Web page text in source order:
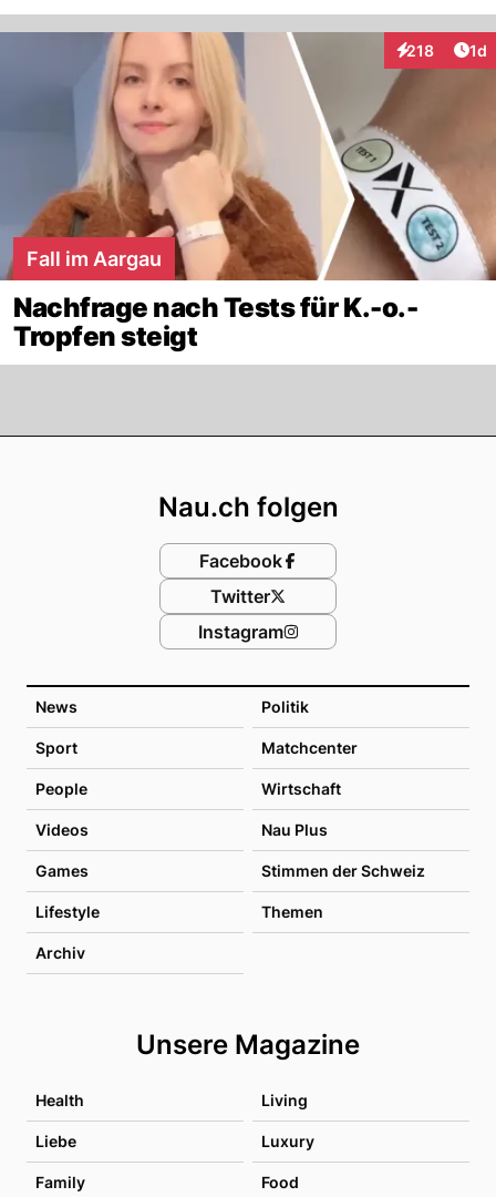
218
Interaktionen
1d
Fall im Aargau
Nachfrage nach Tests für K.-o.-
Tropfen steigt
News Politik
Sport Matchcenter
People Wirtschaft
Videos Nau Plus
Games Stimmen der Schweiz
Lifestyle Themen
Archiv
Unsere Magazine
Health Living
Liebe Luxury
Family Food
Nau.ch folgen
Facebook
Twitter
Instagram